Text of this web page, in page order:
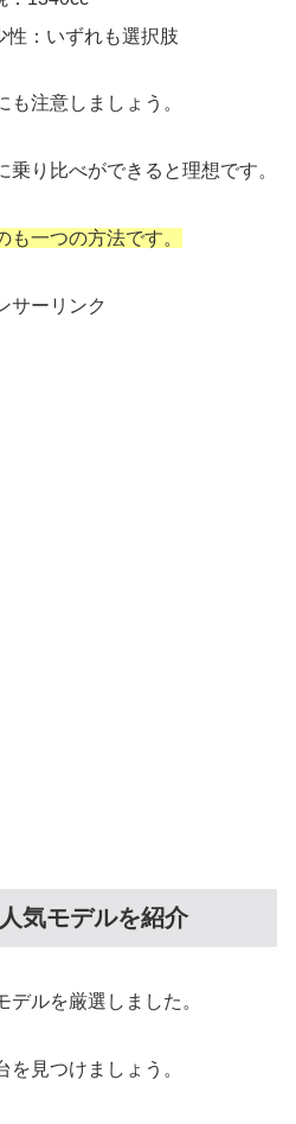
性：いずれも選択肢
注意しましょう。
り比べができると理想です。
一つの方法です。
サーリンク
気モデルを紹介
ルを厳選しました。
見つけましょう。